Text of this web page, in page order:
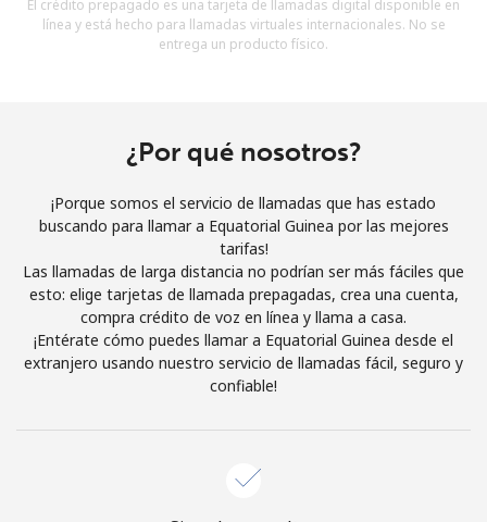
estosTérminos y condiciones.
Únete
¡Hola!
El crédito prepagado es una tarjeta de llamadas digital disponible en
línea y está hecho para llamadas virtuales internacionales. No se
entrega un producto físico.
¿Por qué nosotros?
¡Porque somos el servicio de llamadas que has estado
buscando para llamar a Equatorial Guinea por las mejores
tarifas!
Las llamadas de larga distancia no podrían ser más fáciles que
esto: elige tarjetas de llamada prepagadas, crea una cuenta,
compra crédito de voz en línea y llama a casa.
¡Entérate cómo puedes llamar a Equatorial Guinea desde el
extranjero usando nuestro servicio de llamadas fácil, seguro y
confiable!